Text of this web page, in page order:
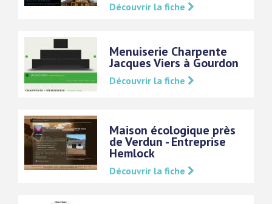
Découvrir la fiche
Menuiserie Charpente
Jacques Viers à Gourdon
Découvrir la fiche
Maison écologique près
de Verdun - Entreprise
Hemlock
Découvrir la fiche